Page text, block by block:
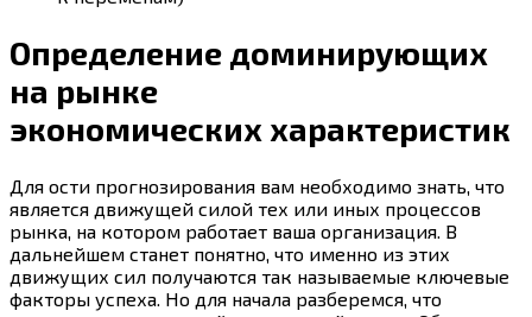
Определение доминирующих
на рынке
экономических характеристик
Для ости прогнозирования вам необходимо знать, что
является движущей силой тех или иных процессов
рынка, на котором работает ваша организация. В
дальнейшем станет понятно, что именно из этих
движущих сил получаются так называемые ключевые
факторы успеха. Но для начала разберемся, что